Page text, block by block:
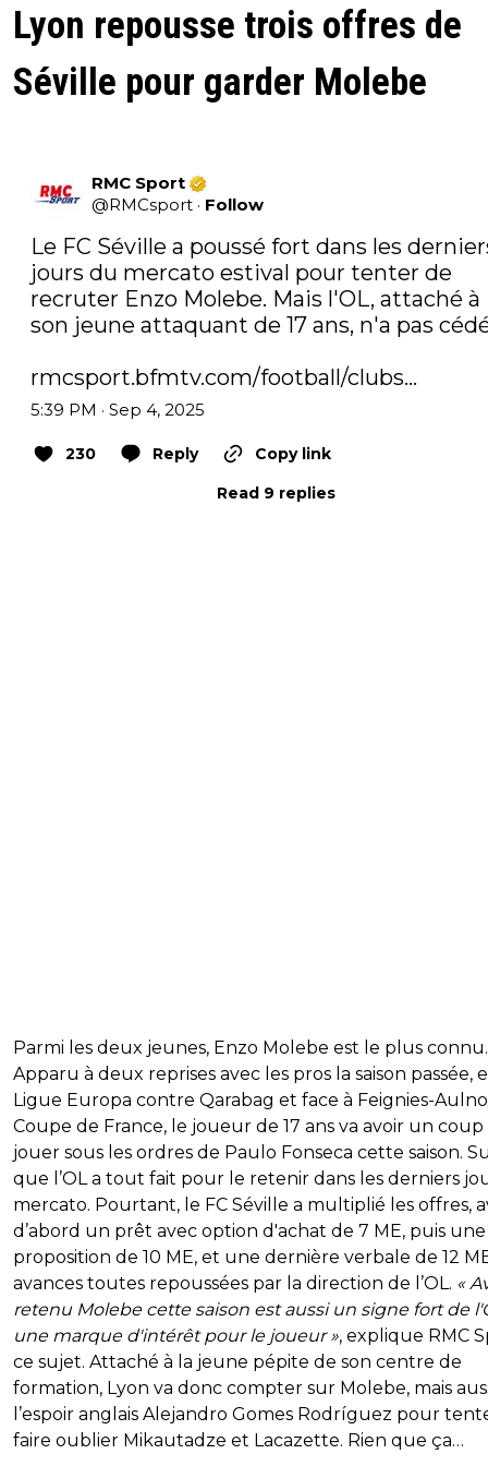
Lyon repousse trois offres de
Séville pour garder Molebe
RMC Sport
@RMCsport · Follow
Le FC Séville a poussé fort dans les
jours du mercato estival pour tenter de
recruter Enzo Molebe. Mais l'OL, attaché à
son jeune attaquant de 17 ans, n'a pas
rmcsport.bfmtv.com/football/clubs…
5:39 PM · Sep 4, 2025
230 Reply
Copy link
Read 9 replies
Parmi les deux jeunes, Enzo Molebe est le plus connu.
Apparu à deux reprises avec les pros la saison passée,
Ligue Europa contre Qarabag et face à Feignies-
Coupe de France, le joueur de 17 ans va avoir un coup
jouer sous les ordres de Paulo Fonseca cette saison.
que l’OL a tout fait pour le retenir dans les derniers
mercato. Pourtant, le FC Séville a multiplié les offres,
d’abord un prêt avec option d'achat de 7 ME, puis une
proposition de 10 ME, et une dernière verbale de 12
avances toutes repoussées par la direction de l’OL. «
retenu Molebe cette saison est aussi un signe fort de
une marque d'intérêt pour le joueur », explique RMC
ce sujet. Attaché à la jeune pépite de son centre de
formation, Lyon va donc compter sur Molebe, mais
l’espoir anglais Alejandro Gomes Rodríguez pour
faire oublier Mikautadze et Lacazette. Rien que ça…